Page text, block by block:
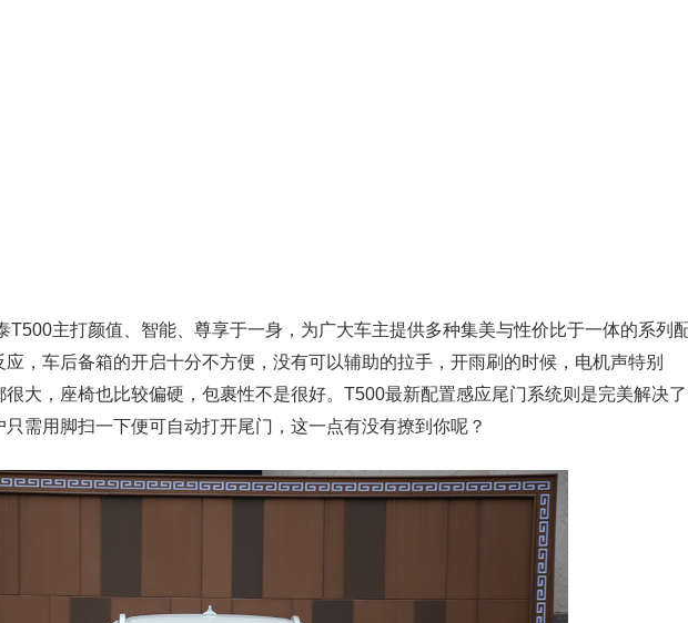
T500主打颜值、智能、尊享于一身，为广大车主提供多种集美与性价比于一体的系列
，车后备箱的开启十分不方便，没有可以辅助的拉手，开雨刷的时候，电机声特别
很大，座椅也比较偏硬，包裹性不是很好。T500最新配置感应尾门系统则是完美解决了
只需用脚扫一下便可自动打开尾门，这一点有没有撩到你呢？